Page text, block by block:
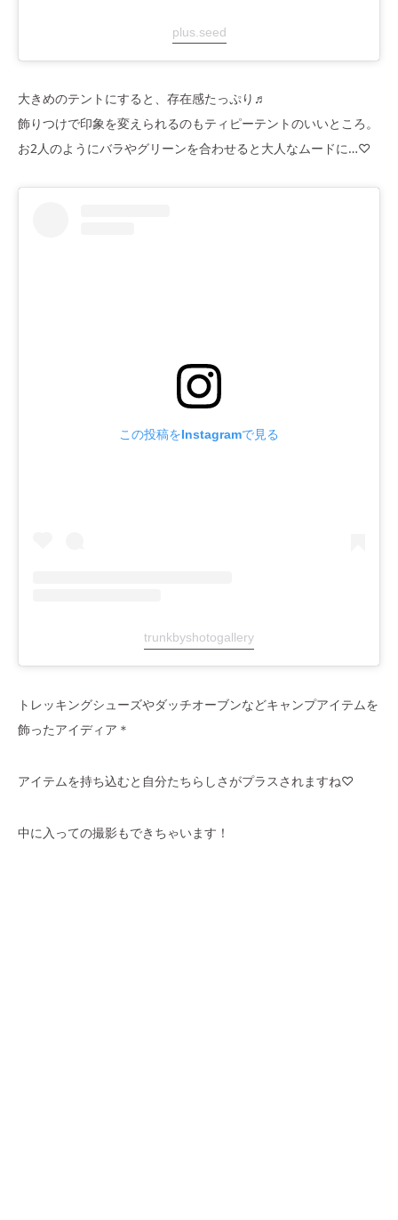
plus.seed
大きめのテントにすると、存在感たっぷり♬
飾りつけで印象を変えられるのもティピーテントのいいところ。
お2人のようにバラやグリーンを合わせると大人なムードに…♡
この投稿をInstagramで見る
trunkbyshotogallery
トレッキングシューズやダッチオーブンなどキャンプアイテムを
飾ったアイディア＊
アイテムを持ち込むと自分たちらしさがプラスされますね♡
中に入っての撮影もできちゃいます！